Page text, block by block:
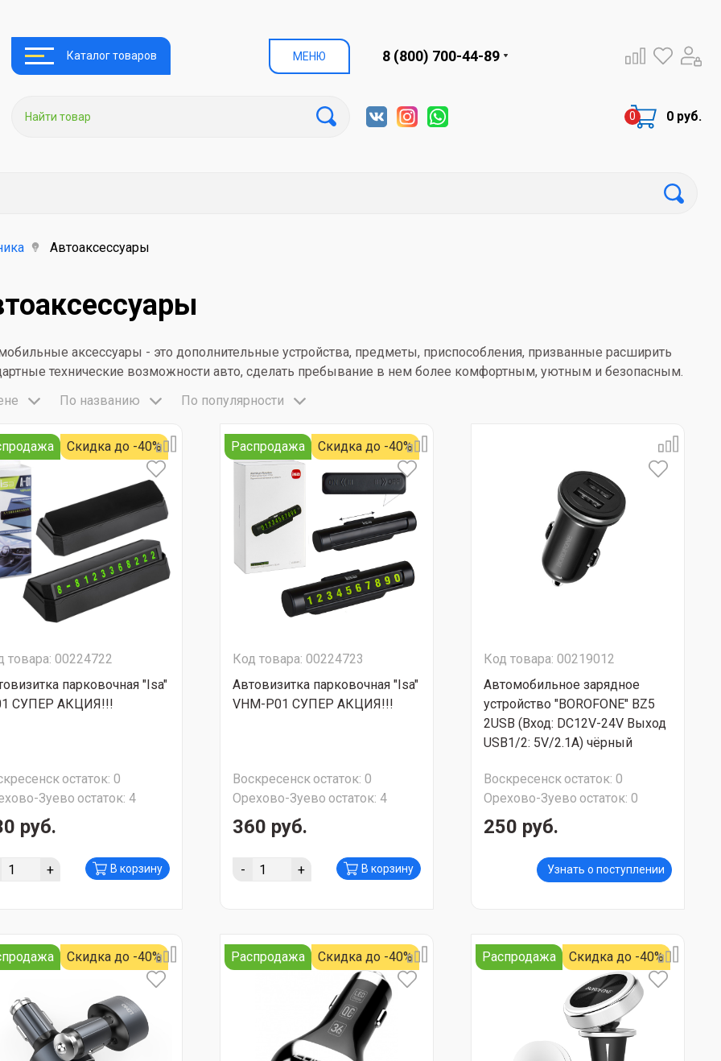
Каталог товаров МЕНЮ 8 (800) 700-44-89
0 руб.
Автоаксессуары
аксессуары - это дополнительные устройства, предметы, приспособления, призванные расширить
технические возможности авто, сделать пребывание в нем более комфортным, уютным и безопасным.
По названию По популярности
Скидка до -40%
товара: 00224722
парковочная "Isa"
СУПЕР АКЦИЯ!!!
остаток: 0
Зуево остаток: 4
руб.
+ В корзину
Распродажа Скидка до -40%
Код товара: 00224723
Автовизитка парковочная "Isa"
VHM-P01 СУПЕР АКЦИЯ!!!
Воскресенскостаток: 0
Орехово-Зуево остаток: 4
360 руб.
- + В корзину
Код товара: 00219012
Автомобильное зарядное
устройство "BOROFONE" BZ5
2USB (Вход: DC12V-24V Выход
USB1/2: 5V/2.1A) чёрный
Воскресенскостаток: 0
Орехово-Зуево остаток: 0
250 руб.
Узнать о поступлении
Скидка до -40% Распродажа Скидка до -40% Распродажа Скидка до -40%